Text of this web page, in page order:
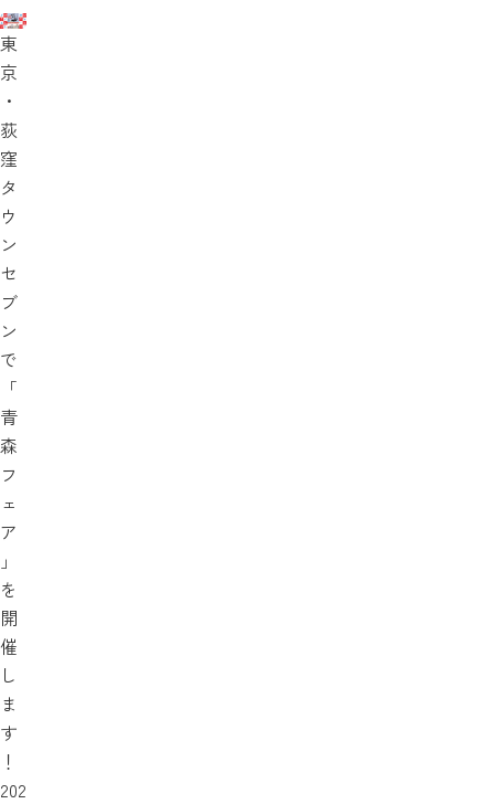
東
京
・
荻
窪
タ
ウ
ン
セ
ブ
ン
で
「
青
森
フ
ェ
ア
」
を
開
催
し
ま
す
！
202